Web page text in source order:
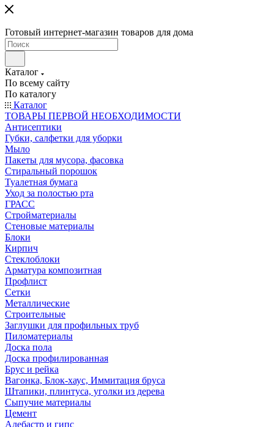
Готовый интернет-магазин товаров для дома
Каталог
По всему сайту
По каталогу
Каталог
ТОВАРЫ ПЕРВОЙ НЕОБХОДИМОСТИ
Антисептики
Губки, салфетки для уборки
Мыло
Пакеты для мусора, фасовка
Стиральный порошок
Туалетная бумага
Уход за полостью рта
ГРАСС
Стройматериалы
Стеновые материалы
Блоки
Кирпич
Стеклоблоки
Арматура композитная
Профлист
Сетки
Металлические
Строительные
Заглушки для профильных труб
Пиломатериалы
Доска пола
Доска профилированная
Брус и рейка
Вагонка, Блок-хаус, Иммитация бруса
Штапики, плинтуса, уголки из дерева
Сыпучие материалы
Цемент
Алебастр и гипс